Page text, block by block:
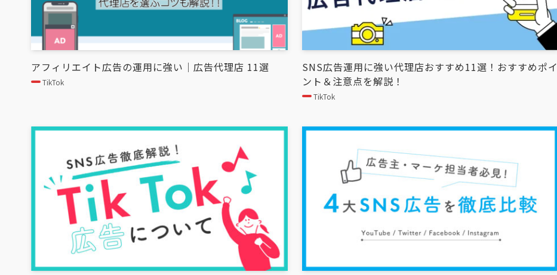
アフィリエイト広告の運用に強い｜広告代理店 11選
TikTok
SNS広告運用に強い代理店おすすめ11選！おすすめポイ
ント＆注意点を解説！
TikTok